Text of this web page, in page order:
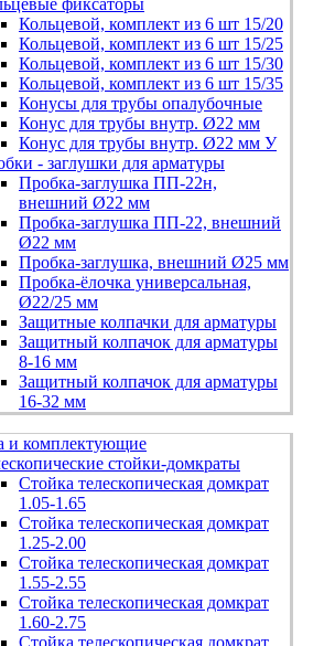
фиксаторы
Кольцевой, комплект из 6 шт 15/20
Кольцевой, комплект из 6 шт 15/25
Кольцевой, комплект из 6 шт 15/30
Кольцевой, комплект из 6 шт 15/35
Конусы для трубы опалубочные
Конус для трубы внутр. Ø22 мм
Конус для трубы внутр. Ø22 мм У
- заглушки для арматуры
Пробка-заглушка ПП-22н,
внешний Ø22 мм
Пробка-заглушка ПП-22, внешний
Ø22 мм
Пробка-заглушка, внешний Ø25 мм
Пробка-ёлочка универсальная,
Ø22/25 мм
Защитные колпачки для арматуры
Защитный колпачок для арматуры
8-16 мм
Защитный колпачок для арматуры
16-32 мм
и комплектующие
стойки-домкраты
Стойка телескопическая домкрат
1.05-1.65
Стойка телескопическая домкрат
1.25-2.00
Стойка телескопическая домкрат
1.55-2.55
Стойка телескопическая домкрат
1.60-2.75